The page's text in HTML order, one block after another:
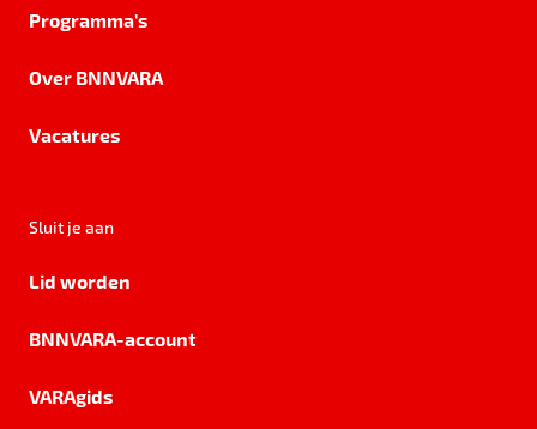
Programma's
Over BNNVARA
Vacatures
Sluit je aan
Lid worden
BNNVARA-account
VARAgids